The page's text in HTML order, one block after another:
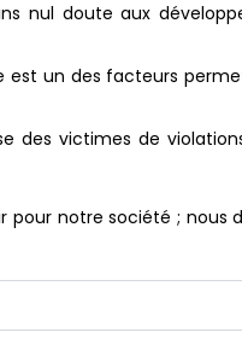
nul doute aux
un des facteurs
des victimes de
notre société ;